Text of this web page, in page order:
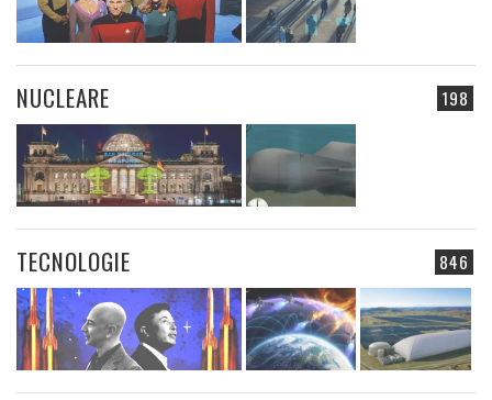
198
NUCLEARE
846
TECNOLOGIE